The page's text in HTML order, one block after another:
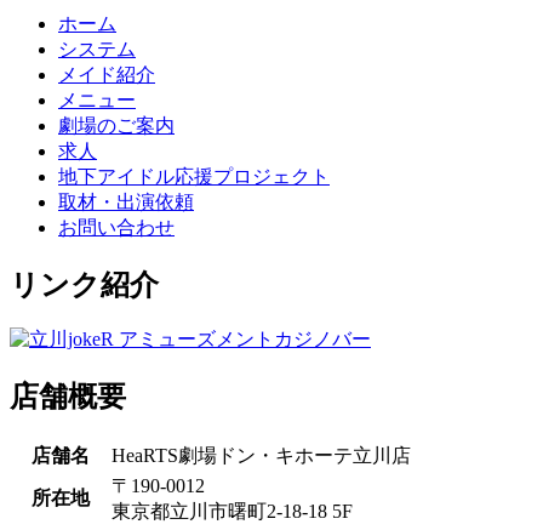
ホーム
システム
メイド紹介
メニュー
劇場のご案内
求人
地下アイドル応援プロジェクト
取材・出演依頼
お問い合わせ
リンク紹介
店舗概要
店舗名 HeaRTS劇場ドン・キホーテ立川店
所在地
〒190-0012
東京都立川市曙町2-18-18 5F